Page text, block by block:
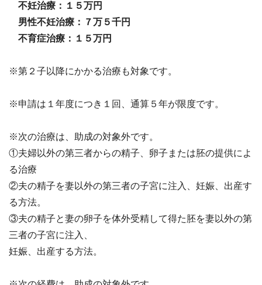
不妊治療：１５万円
男性不妊治療：７万５千円
不育症治療：１５万円
※第２子以降にかかる治療も対象です。
※申請は１年度につき１回、通算５年が限度です。
※次の治療は、助成の対象外です。
①夫婦以外の第三者からの精子、卵子または胚の提供によ
る治療
②夫の精子を妻以外の第三者の子宮に注入、妊娠、出産す
る方法。
③夫の精子と妻の卵子を体外受精して得た胚を妻以外の第
三者の子宮に注入、
妊娠、出産する方法。